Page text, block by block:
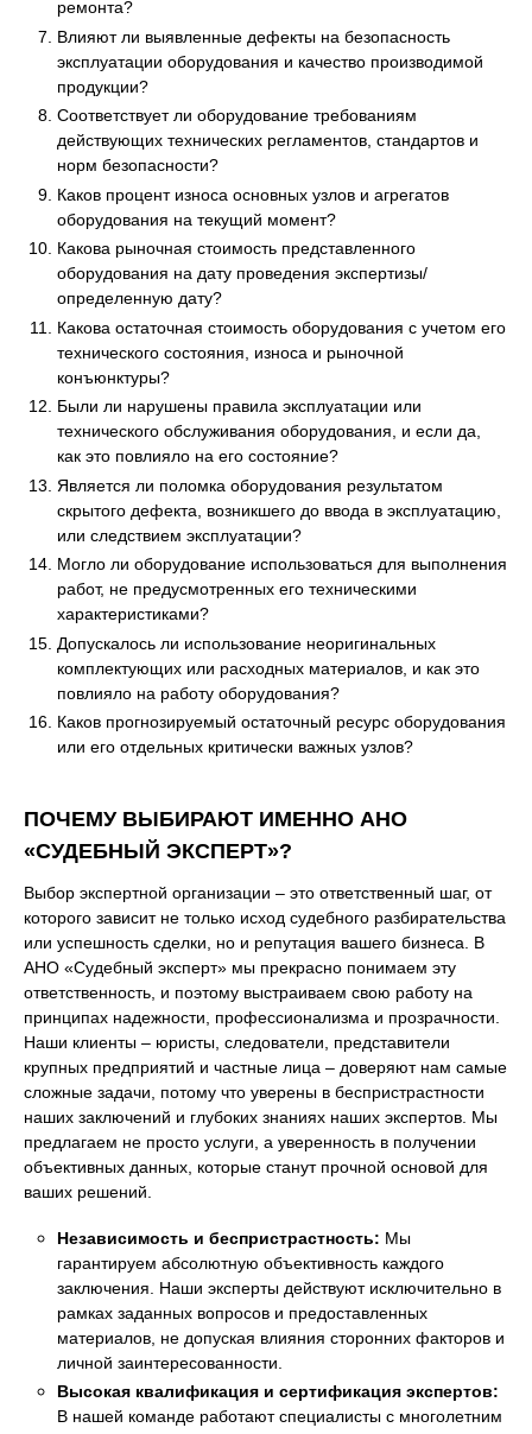
ремонта?
Влияют ли выявленные дефекты на безопасность
эксплуатации оборудования и качество производимой
продукции?
Соответствует ли оборудование требованиям
действующих технических регламентов, стандартов и
норм безопасности?
Каков процент износа основных узлов и агрегатов
оборудования на текущий момент?
Какова рыночная стоимость представленного
оборудования на дату проведения экспертизы/
определенную дату?
Какова остаточная стоимость оборудования с учетом его
технического состояния, износа и рыночной
конъюнктуры?
Были ли нарушены правила эксплуатации или
технического обслуживания оборудования, и если да,
как это повлияло на его состояние?
Является ли поломка оборудования результатом
скрытого дефекта, возникшего до ввода в эксплуатацию,
или следствием эксплуатации?
Могло ли оборудование использоваться для выполнения
работ, не предусмотренных его техническими
характеристиками?
Допускалось ли использование неоригинальных
комплектующих или расходных материалов, и как это
повлияло на работу оборудования?
Каков прогнозируемый остаточный ресурс оборудования
или его отдельных критически важных узлов?
ПОЧЕМУ ВЫБИРАЮТ ИМЕННО АНО
«СУДЕБНЫЙ ЭКСПЕРТ»?
Выбор экспертной организации – это ответственный шаг, от
которого зависит не только исход судебного разбирательства
или успешность сделки, но и репутация вашего бизнеса. В
АНО «Судебный эксперт» мы прекрасно понимаем эту
ответственность, и поэтому выстраиваем свою работу на
принципах надежности, профессионализма и прозрачности.
Наши клиенты – юристы, следователи, представители
крупных предприятий и частные лица – доверяют нам самые
сложные задачи, потому что уверены в беспристрастности
наших заключений и глубоких знаниях наших экспертов. Мы
предлагаем не просто услуги, а уверенность в получении
объективных данных, которые станут прочной основой для
ваших решений.
Независимость и беспристрастность: Мы
гарантируем абсолютную объективность каждого
заключения. Наши эксперты действуют исключительно в
рамках заданных вопросов и предоставленных
материалов, не допуская влияния сторонних факторов и
личной заинтересованности.
Высокая квалификация и сертификация экспертов:
В нашей команде работают специалисты с многолетним